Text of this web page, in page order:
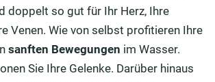
doppelt so gut für Ihr Herz, Ihre
Venen. Wie von selbst profitieren Ihre
sanften Bewegungen im Wasser.
Sie Ihre Gelenke. Darüber hinaus